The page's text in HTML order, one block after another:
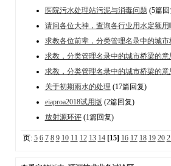
医院污水处理站污泥与消毒问题 (5篇
请问各位大神，查询各行业用水定额用
求教各位前辈，分类管理名录中的城
求教，分类管理名录中的城市桥梁的
求教，分类管理名录中的城市桥梁的
关于初期雨水的处理 (17篇回复)
eiaproa2018试用版 (2篇回复)
放射源环评(1篇回复)
页: 5 6 7 8 9 10 11 12 13 14 [15] 16 17 18 19 20